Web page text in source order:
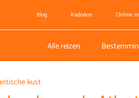
Blog Kadobon Online
Alle reizen
kust